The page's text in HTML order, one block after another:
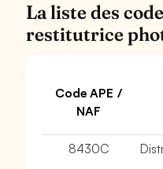
La liste des
restitutrice
Code APE /
NAF
8430C